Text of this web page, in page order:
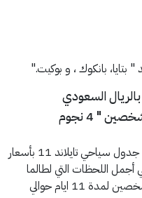
" بتايا، بانكوك ، و بوكيت."
السعودي
تكلفة السياحة إلى تايلند 11 يوم لشخصين " 4 نجوم
اكتشف تايلاند وسحر طبيعتها مع افضل جدول سياحي تايلاند 11 بأسعار
اللحظات التي لطالما
حلمت بها.تبلغ تكلفة السفر إلى تايلاند لشخصين لمدة 11 ايام حوالي